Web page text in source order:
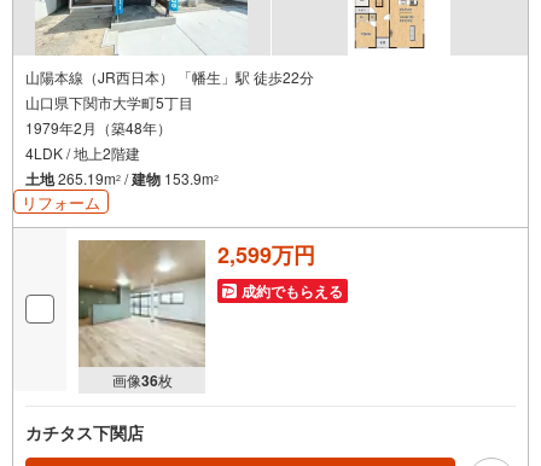
山陽本線（JR西日本） 「幡生」駅 徒歩22分
山口県下関市大学町5丁目
1979年2月（築48年）
4LDK / 地上2階建
土地265.19m2 /建物 153.9m2
リフォーム
画像36枚
2,599万円
成約でもらえる
カチタス下関店